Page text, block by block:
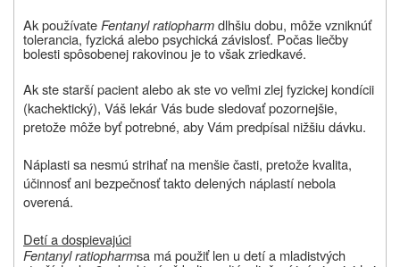
Ak používate Fentanyl ratiopharmdlhšiu dobu, môže vzniknúť
tolerancia, fyzická alebo psychická závislosť. Počas liečby
bolesti spôsobenej rakovinou je to však zriedkavé.
Ak ste starší pacient alebo ak ste vo veľmi zlej fyzickej kondícii
(kachektický), Váš lekár Vás bude sledovať pozornejšie,
pretože môže byť potrebné, aby Vám predpísal nižšiu dávku.
Náplasti sa nesmú strihať na menšie časti, pretože kvalita,
účinnosť ani bezpečnosť takto delených náplastí nebola
overená.
Detí a dospievajúci
Fentanyl ratiopharmsa má použiť len u detí a mladistvých